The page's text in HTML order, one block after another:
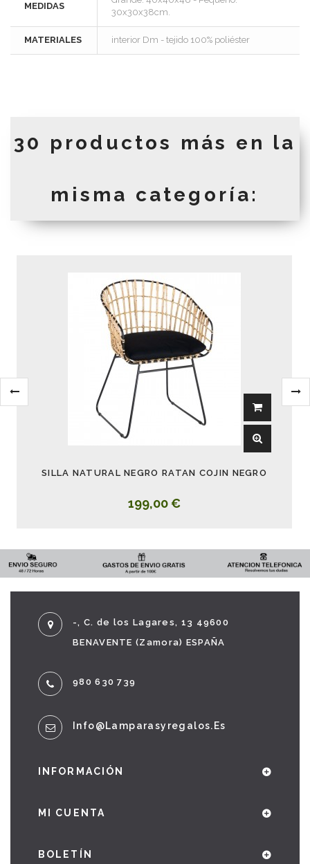
MEDIDAS
30x30x38cm.
MATERIALES interior Dm - tejido 100% poliéster
30 productos más en la
misma categoría:
SILLA NATURAL NEGRO RATAN COJIN NEGRO
199,00 €
-, C. de los Lagares, 13 49600
BENAVENTE (Zamora) ESPAÑA
980 630 739
Info@lamparasyregalos.es
INFORMACIÓN
MI CUENTA
BOLETÍN